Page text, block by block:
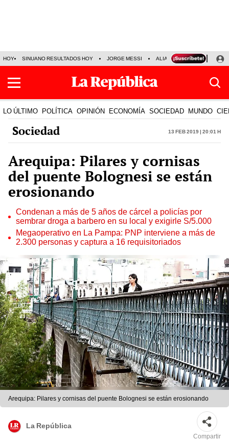
HOY SINUANO RESULTADOS HOY JORGE MESSI ALIANZA LIMA VS SPORT
LO ÚLTIMO POLÍTICA OPINIÓN ECONOMÍA SOCIEDAD MUNDO
Sociedad 13 Feb 2019 | 20:01 h
Arequipa: Pilares y cornisas
del puente Bolognesi se están
erosionando
Condenan a más de 5 años de cárcel a policías por
sembrar droga a barbero en su local y exigirle S/5.000
Megaoperativo en La Pampa: PNP interviene a más de
2.300 personas y captura a 16 requisitoriados
Arequipa: Pilares y cornisas del puente Bolognesi se están erosionando
La República
Compartir